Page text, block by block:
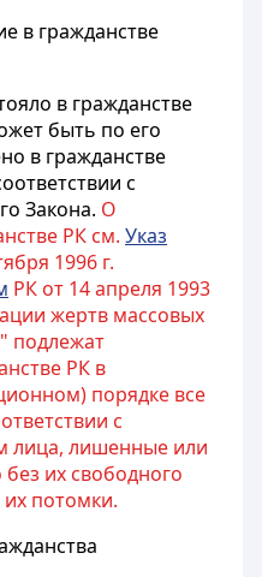
в гражданстве
в гражданстве
быть по его
в гражданстве
с
Закона. О
РК см. Указ
1996 г.
РК от 14 апреля 1993
жертв массовых
подлежат
РК в
порядке все
с
лица, лишенные или
их свободного
потомки.